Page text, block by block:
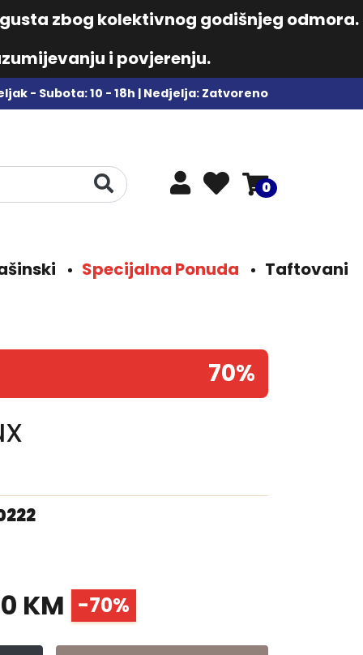
zbog kolektivnog godišnjeg odmora.
i povjerenju.
- Subota: 10 - 18h | Nedjelja: Zatvoreno
0
Specijalna Ponuda Taftovani
70%
KM -70%